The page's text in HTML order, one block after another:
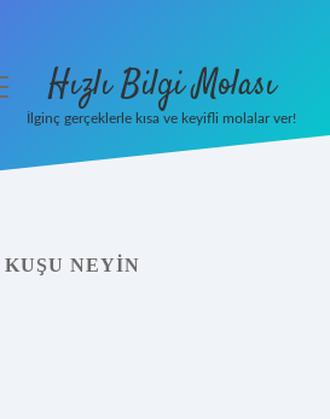
Hızlı Bilgi Molası
İlginç gerçeklerle kısa ve keyifli molalar ver!
NEYIN